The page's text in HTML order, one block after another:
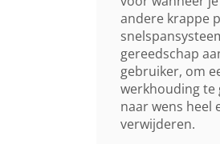
andere krappe
gereedschap
gebruiker, om
werkhouding te
naar wens heel
verwijderen.